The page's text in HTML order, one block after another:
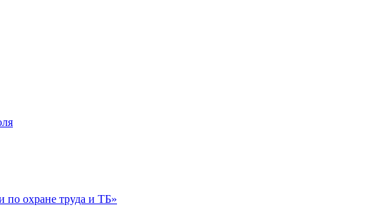
по охране труда и ТБ»